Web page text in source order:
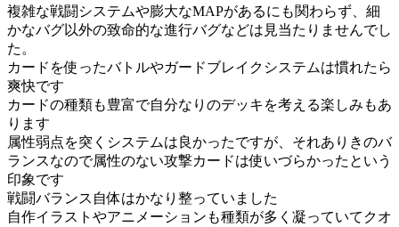
複雑な戦闘システムや膨大なMAPがあるにも関わらず、細
かなバグ以外の致命的な進行バグなどは見当たりませんでし
た。
カードを使ったバトルやガードブレイクシステムは慣れたら
爽快です
カードの種類も豊富で自分なりのデッキを考える楽しみもあ
ります
属性弱点を突くシステムは良かったですが、それありきのバ
ランスなので属性のない攻撃カードは使いづらかったという
印象です
戦闘バランス自体はかなり整っていました
自作イラストやアニメーションも種類が多く凝っていてクオ